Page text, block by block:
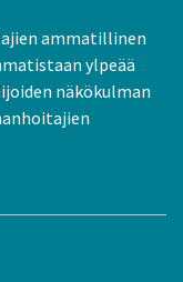
ammatillinen
ylpeää
näkökulman